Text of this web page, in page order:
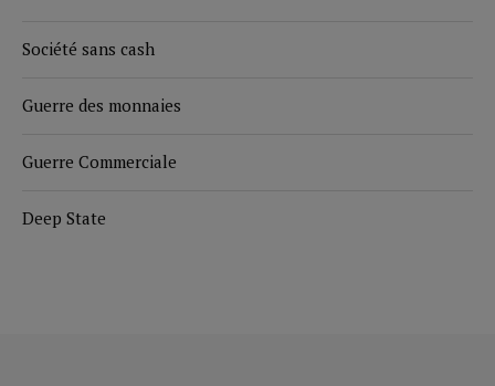
Société sans cash
Guerre des monnaies
Guerre Commerciale
Deep State